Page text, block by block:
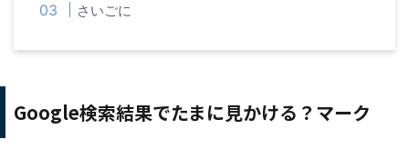
さいごに
Google検索結果でたまに見かける？マーク